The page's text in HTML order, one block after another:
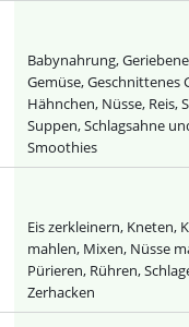
Babynahrung,
Gemüse, Geschnittenes
Hähnchen, Nüsse, Reis,
Suppen, Schlagsahne
Smoothies
Eis zerkleinern, Kneten,
mahlen, Mixen, Nüsse
Pürieren, Rühren,
Zerhacken